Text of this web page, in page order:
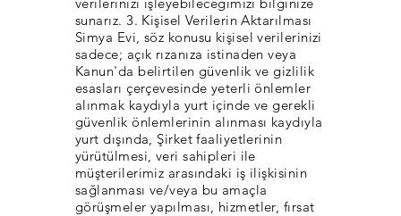
sunarız. 3. Kişisel Verilerin Aktarılması
Simya Evi, söz konusu kişisel verilerinizi
sadece; açık rızanıza istinaden veya
Kanun'da belirtilen güvenlik ve gizlilik
esasları çerçevesinde yeterli önlemler
alınmak kaydıyla yurt içinde ve gerekli
güvenlik önlemlerinin alınması kaydıyla
yurt dışında, Şirket faaliyetlerinin
yürütülmesi, veri sahipleri ile
müşterilerimiz arasındaki iş ilişkisinin
sağlanması ve/veya bu amaçla
görüşmeler yapılması, hizmetler, fırsat